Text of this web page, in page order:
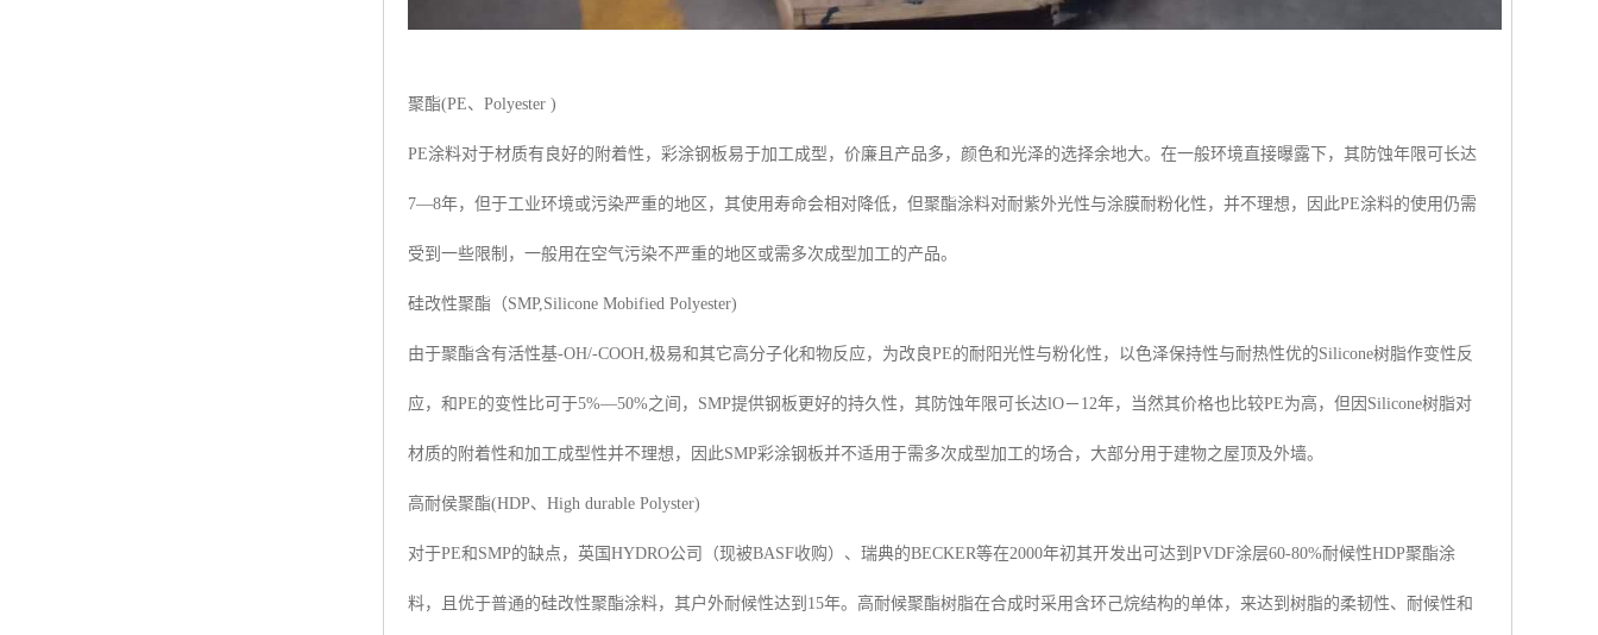
聚酯(PE、Polyester )
PE涂料对于材质有良好的附着性，彩涂钢板易于加工成型，价廉且产品多，颜色和光泽的选择余地大。在一般环境直接曝露下，其防蚀年限可长达
7—8年，但于工业环境或污染严重的地区，其使用寿命会相对降低，但聚酯涂料对耐紫外光性与涂膜耐粉化性，并不理想，因此PE涂料的使用仍需
受到一些限制，一般用在空气污染不严重的地区或需多次成型加工的产品。
硅改性聚酯（SMP,Silicone Mobified Polyester)
由于聚酯含有活性基-OH/-COOH,极易和其它高分子化和物反应，为改良PE的耐阳光性与粉化性，以色泽保持性与耐热性优的Silicone树脂作变性反
应，和PE的变性比可于5%—50%之间，SMP提供钢板更好的持久性，其防蚀年限可长达lO－12年，当然其价格也比较PE为高，但因Silicone树脂对
材质的附着性和加工成型性并不理想，因此SMP彩涂钢板并不适用于需多次成型加工的场合，大部分用于建物之屋顶及外墙。
高耐侯聚酯(HDP、High durable Polyster)
对于PE和SMP的缺点，英国HYDRO公司（现被BASF收购）、瑞典的BECKER等在2000年初其开发出可达到PVDF涂层60-80%耐候性HDP聚酯涂
料，且优于普通的硅改性聚酯涂料，其户外耐候性达到15年。高耐候聚酯树脂在合成时采用含环己烷结构的单体，来达到树脂的柔韧性、耐候性和